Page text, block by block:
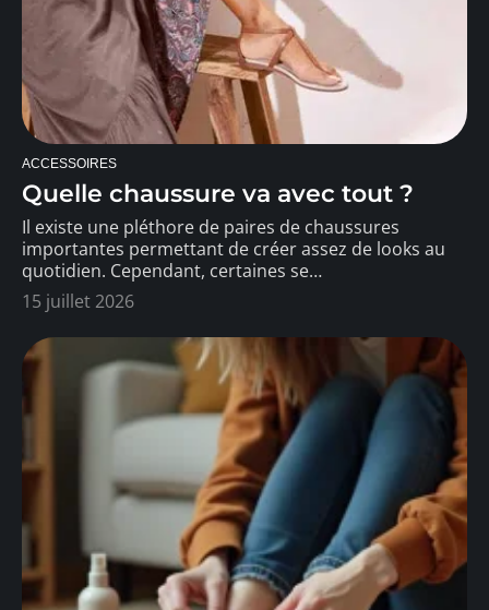
ACCESSOIRES
Quelle chaussure va avec tout ?
Il existe une pléthore de paires de chaussures
importantes permettant de créer assez de looks au
quotidien. Cependant, certaines se…
15 juillet 2026